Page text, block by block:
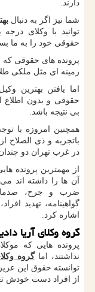
دارند.
شما نیز اگر به دنبال
توانید با وکلای
حقوقی خود را به ما
پرونده های حقوقی
زمینه ای مثل ملکی
اما یافتن بهترین
حقوقی و بدون
بی نتیجه باشد.
همچنین امروزه با
باتجربه و ذی الصلاح
در غرب تهران دو
از مهمترین پرونده
آن ها را داشته اند
ضرب و جرح، صدمات
گواهینامه، تهدید
اشاره کرد.
گروه وکلای آریا
پرونده هایی که
نداشتند، اماگروه
توانسته حقوق این
از افراد دست خودش